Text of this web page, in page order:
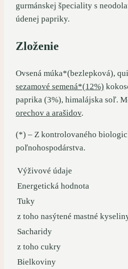
gurmánskej špeciality s
údenej papriky.
Zloženie
Ovsená múka*(bezlepková),
sezamové semená*(12%)
paprika (3%), himalájska soľ.
orechov a arašidov.
(*) – Z kontrolovaného
poľnohospodárstva.
Výživové údaje
Energetická hodnota
Tuky
z toho nasýtené mastné
Sacharidy
z toho cukry
Bielkoviny